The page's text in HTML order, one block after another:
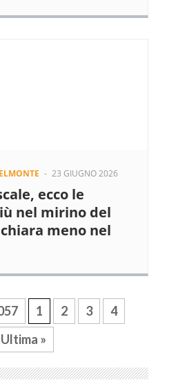
- 23 GIUGNO 2026
ecco le
nel mirino del
meno nel
1 2 3
4
Ultima »